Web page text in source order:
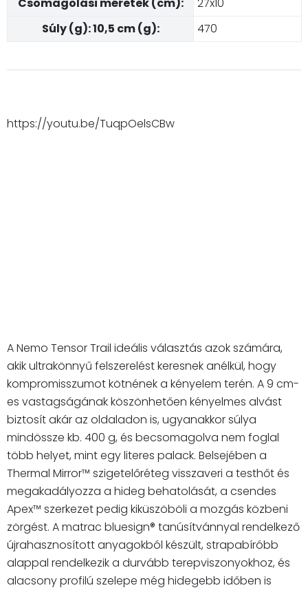
Súly (g): 10,5 cm (g):
470
https://youtu.be/TuqpOelsCBw
A Nemo Tensor Trail ideális választás azok számára,
akik ultrakönnyű felszerelést keresnek anélkül, hogy
kompromisszumot kötnének a kényelem terén. A 9 cm-
es vastagságának köszönhetően kényelmes alvást
biztosít akár az oldaladon is, ugyanakkor súlya
mindössze kb. 400 g, és becsomagolva nem foglal
több helyet, mint egy literes palack. Belsejében a
Thermal Mirror™ szigetelőréteg visszaveri a testhőt és
megakadályozza a hideg behatolását, a csendes
Apex™ szerkezet pedig kiküszöböli a mozgás közbeni
zörgést. A matrac bluesign® tanúsítvánnyal rendelkező
újrahasznosított anyagokból készült, strapabíróbb
alappal rendelkezik a durvább terepviszonyokhoz, és
alacsony profilú szelepe még hidegebb időben is